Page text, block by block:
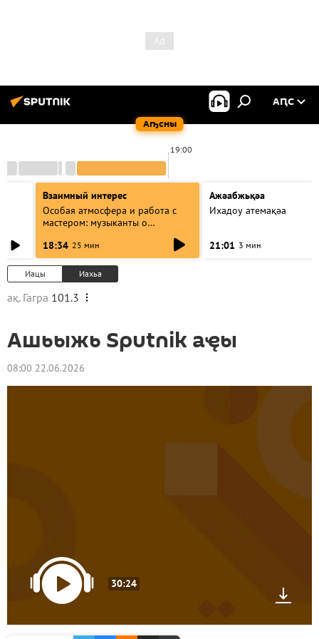
Аҧсны
АԤС
19:00
Взаимный интерес
Особая атмосфера и работа с
мастером: музыканты о
18:34 25 мин
Ажәабжьқәа
Ихадоу атемақәа
21:01 3 мин
Иацы Иахьа
ақ. Гагра 101.3
Ашьыжь Sputnik аҿы
08:00 22.06.2026
30:24